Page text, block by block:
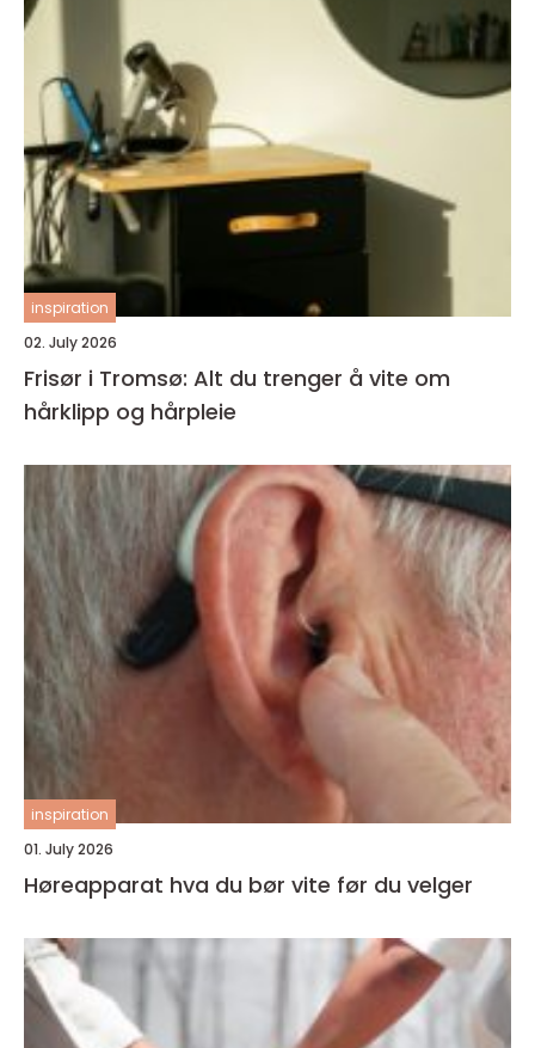
inspiration
02. July 2026
Frisør i Tromsø: Alt du trenger å vite om
hårklipp og hårpleie
inspiration
01. July 2026
Høreapparat hva du bør vite før du velger